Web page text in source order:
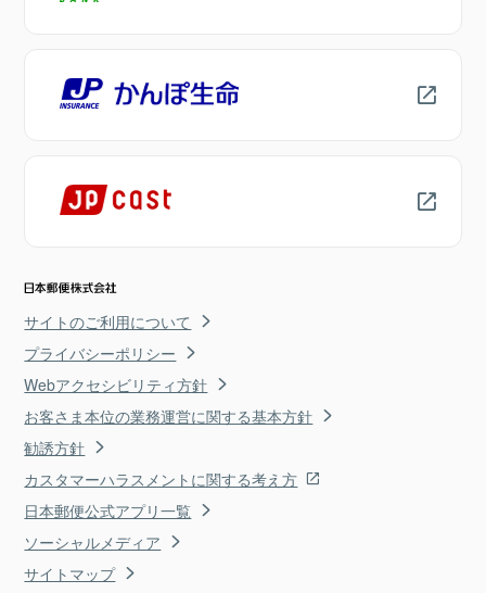
サイトのご利用について
プライバシーポリシー
Webアクセシビリティ方針
お客さま本位の業務運営に関する基本方針
勧誘方針
カスタマーハラスメントに関する考え方
日本郵便公式アプリ一覧
ソーシャルメディア
サイトマップ